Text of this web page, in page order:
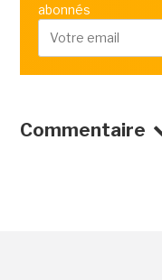
abonnés
Commentaire